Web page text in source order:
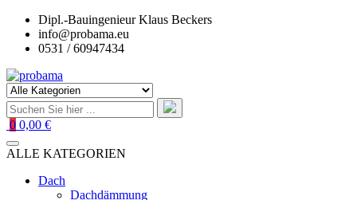
Zum
Inhalt
springen
Dipl.-Bauingenieur Klaus Beckers
info@probama.eu
0531 / 60947434
0 0,00 €
ALLE KATEGORIEN
Dach
Dachdämmung